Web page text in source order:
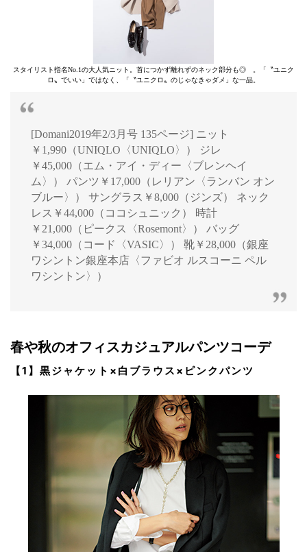
スタイリスト指名No.1の大人気ニット。首につかず離れずのネック部分も◎ 。「〝ユニク
ロ〟でいい」ではなく、「〝ユニクロ〟のじゃなきゃダメ」な一品。
[Domani2019年2/3月号 135ページ] ニット
￥1,990（UNIQLO〈UNIQLO〉） ジレ
￥45,000（エム・アイ・ディー〈ブレンヘイ
ム〉） パンツ￥17,000（レリアン〈ランバン オン
ブルー〉） サングラス￥8,000（ジンズ） ネック
レス￥44,000（ココシュニック） 時計
￥21,000（ピークス〈Rosemont〉） バッグ
￥34,000（コード〈VASIC〉） 靴￥28,000（銀座
ワシントン銀座本店〈ファビオ ルスコーニ ペル
ワシントン〉）
春や秋のオフィスカジュアルパンツコーデ
【1】黒ジャケット×白ブラウス×ピンクパンツ